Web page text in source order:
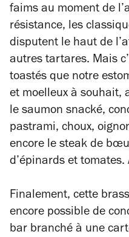
faims au moment de
résistance, les
disputent le haut de
autres tartares. Mais
toastés que notre
et moelleux à souhait,
le saumon snacké,
pastrami, choux,
encore le steak de
d’épinards et tomates.
Finalement, cette
encore possible de
bar branché à une